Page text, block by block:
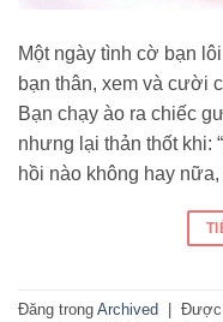
Một ngày tình cờ bạn
bạn thân, xem và cười
Bạn chạy ào ra chiếc
nhưng lại thản thốt khi:
hồi nào không hay
Đăng trong Archived Được